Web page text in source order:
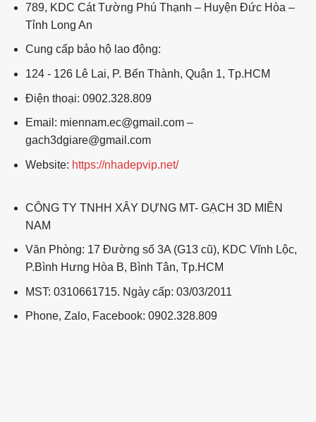
789, KDC Cát Tường Phú Thạnh – Huyện Đức Hòa –
Tỉnh Long An
Cung cấp bảo hộ lao động:
124 - 126 Lê Lai, P. Bến Thành, Quận 1, Tp.HCM
Điện thoại: 0902.328.809
Email: miennam.ec@gmail.com –
gach3dgiare@gmail.com
Website: https://nhadepvip.net/
CÔNG TY TNHH XÂY DỰNG MT- GẠCH 3D MIỀN
NAM
Văn Phòng: 17 Đường số 3A (G13 cũ), KDC Vĩnh Lộc,
P.Bình Hưng Hòa B, Bình Tân, Tp.HCM
MST: 0310661715. Ngày cấp: 03/03/2011
Phone, Zalo, Facebook: 0902.328.809